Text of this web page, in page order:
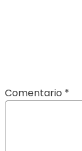
Comentario *